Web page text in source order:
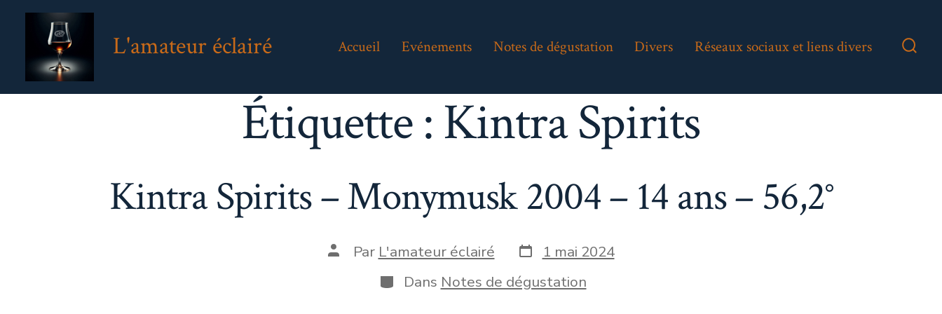
Aller
L'amateur éclairé Accueil Evénements Notes de dégustation Divers Réseaux sociaux et liens divers
Étiquette : Kintra Spirits
Kintra Spirits – Monymusk 2004 – 14 ans – 56,2°
Auteur
publication
Par L'amateur éclairé Date
de
publication
1 mai 2024
Catégories
Dans Notes de dégustation